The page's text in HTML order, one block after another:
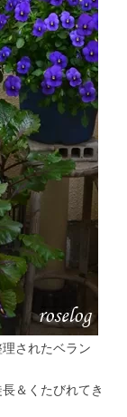
されたベラン
＆くたびれてき